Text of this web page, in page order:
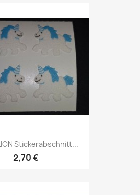
Stickerabschnitt...
2,70 €